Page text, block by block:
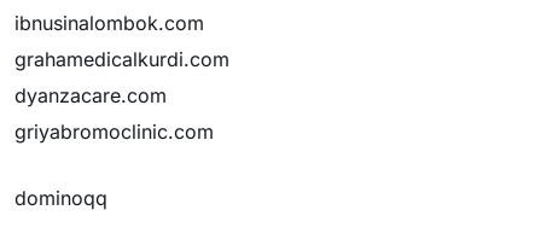
ibnusinalombok.com
grahamedicalkurdi.com
dyanzacare.com
griyabromoclinic.com
dominoqq